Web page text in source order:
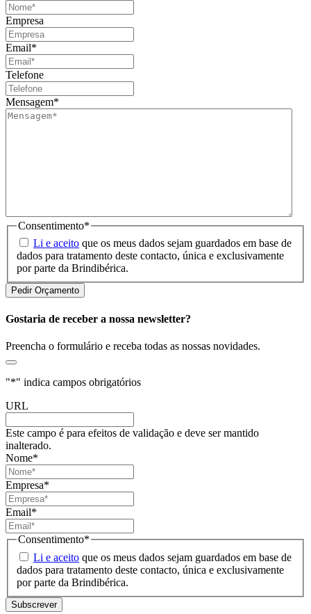
Empresa
Email*
Telefone
Mensagem*
Consentimento*
Li e aceito que os meus dados sejam guardados em base de
dados para tratamento deste contacto, única e exclusivamente
por parte da Brindibérica.
Gostaria de receber a nossa newsletter?
Preencha o formulário e receba todas as nossas novidades.
"*" indica campos obrigatórios
URL
Este campo é para efeitos de validação e deve ser mantido
inalterado.
Nome*
Empresa*
Email*
Consentimento*
Li e aceito que os meus dados sejam guardados em base de
dados para tratamento deste contacto, única e exclusivamente
por parte da Brindibérica.